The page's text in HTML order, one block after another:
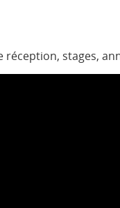
réception, stages,